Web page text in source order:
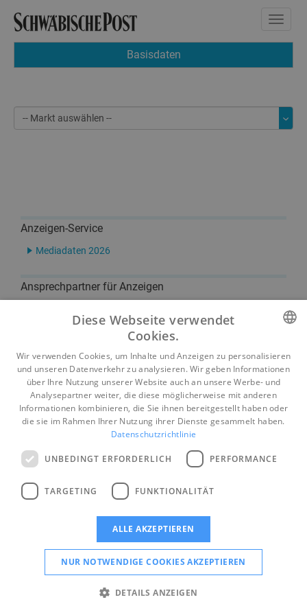
Toggle
Basisdaten
Anzeigen-Service
Mediadaten 2026
Ansprechpartner für Anzeigen
Tel. (07361) 594-200
servicecenter@sdz-medien.de
Kontakt AGB Copyright
Widerrufsbelehrung
Impressum
Datenschutz Barrierefreiheit
© Copyright 2003-2026 SDZ Druck und Medien GmbH. Alle
Schwäbische Post - Aalener Zeitung | Ellwanger Zeitung | Zeitung
für den Ostalbkreis
Vertrag widerrufen
GERMAN
Diese Webseite verwendet
Cookies.
Wir verwenden Cookies, um Inhalte und Anzeigen zu personalisieren
und unseren Datenverkehr zu analysieren. Wir geben Informationen
über Ihre Nutzung unserer Website auch an unsere Werbe- und
Analysepartner weiter, die diese möglicherweise mit anderen
Informationen kombinieren, die Sie ihnen bereitgestellt haben oder
die sie im Rahmen Ihrer Nutzung ihrer Dienste gesammelt haben.
Datenschutzrichtlinie
UNBEDINGT ERFORDERLICH PERFORMANCE
TARGETING FUNKTIONALITÄT
ALLE AKZEPTIEREN
NUR NOTWENDIGE COOKIES AKZEPTIEREN
DETAILS ANZEIGEN